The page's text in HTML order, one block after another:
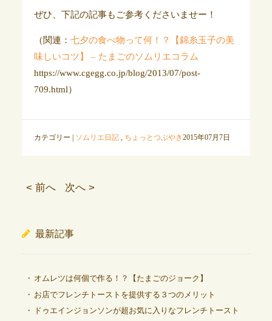
ぜひ、下記の記事もご参考くださいませー！
（関連： 七夕の食べ物って何！？【錦糸玉子の美
味しいコツ】 – たまごのソムリエコラム
https://www.cgegg.co.jp/blog/2013/07/post-
709.html）
カテゴリー | ソムリエ日記, ちょっとつぶやき2015年07月7日
< 前へ 次へ >
最新記事
オムレツは何個で作る！？【たまごのジョーク】
お店でフレンチトーストを提供する３つのメリット
ドゥエインジョンソンが超お気に入りなフレンチトースト